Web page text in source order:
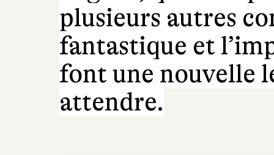
plusieurs autres
fantastique et
font une nouvelle
attendre.